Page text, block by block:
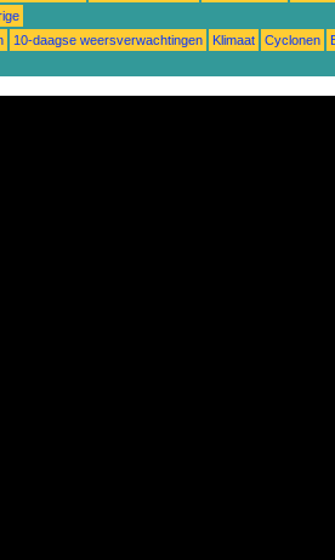
10-daagse weersverwachtingen Klimaat Cyclonen